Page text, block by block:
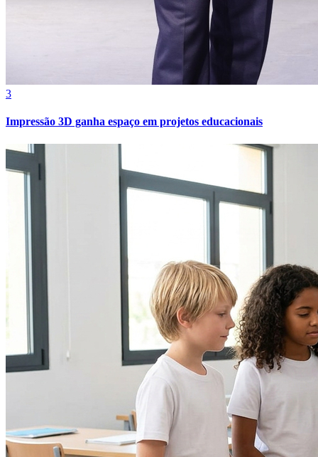
3
Impressão 3D ganha espaço em projetos educacionais